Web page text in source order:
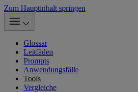
Zum Hauptinhalt springen
Glossar
Leitfäden
Prompts
Anwendungsfälle
Tools
Vergleiche